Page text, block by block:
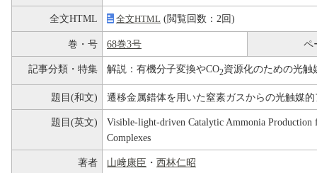
全文HTML 全文HTML (閲覧回数：2回)
巻・号 68巻3号 ペ
記事分類・特集 解説：有機分子変換やCO2資源化のための光触
題目(和文) 遷移金属錯体を用いた窒素ガスからの光触媒
題目(英文)
Visible-light-driven Catalytic Ammonia
Complexes
著者 山﨑康臣 ・ 西林仁昭